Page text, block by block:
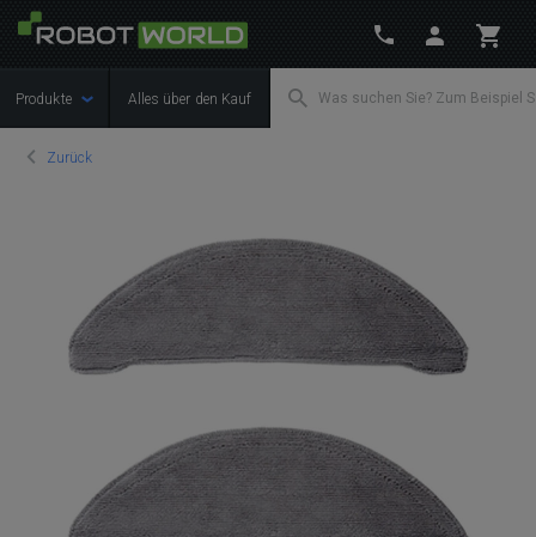
Produkte Alles über den Kauf
Zurück